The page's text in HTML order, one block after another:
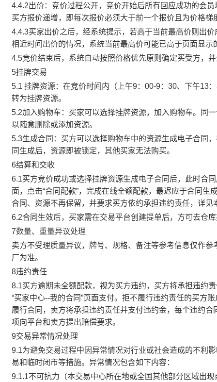
4.4.2出价：竞价过程公开，竞价开始后所有回应成功的会
买方报价递增，即每次报价必须大于前一个报价且为价格
4.4.3买家出价之后，经系统提示，若高于当前最高价则出
相近时间出价的情况，系统当前最高价可能已高于页面显示
4.5竞价结束后，系统自动按照价格优先原则确定买受方，
5挂牌交易
5.1 挂牌资源：在竞价时间内（上午9：00-9：30、下午13
转为挂牌资源。
5.2加入购物车：买家可以选择挂牌资源，加入购物车。同
以随意删除或添加资源。
5.3生成合同：买方可以选择购物车中的资源生成电子合同
同生成后，资源即被锁定，其他买家无法购买。
6结算和交收
6.1买方竞价成功或选择挂牌资源生成电子合同后，此时合
面，点击“合同配款”，完成在线全额配款，最迟应于合同
合同、资源不再保留，并要求买方依约承担违约责任，详见
6.2合同生效后，买家需在交易平台创建提单后，方可去仓
7数量、重量异议处理
卖方不受理质量异议，牌号、规格、备注等参考信息仅作
厂为准。
8违约责任
8.1买方逾期未全额配款，视为买方违约，买方将承担违约
“买家中心--我的合同”页面支付。拒不履行违约责任的买方
履行合同，卖方将承担违约责任并支付违约金，每个违约
项向平台和卖方提出赔偿要求。
9交易异常情况处理
9.1为避免交易过程中因异常情况对行业或社会造成的不利
易和临时闭市等措施。异常情况包含如下内容：
9.1.1不可抗力（本交易中心所在地或全国其他部分区域出